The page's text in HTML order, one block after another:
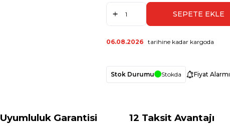
SEPETE EKLE
06.08.2026 tarihine kadar kargoda
Stok Durumu Stokda Fiyat Alarmı
Uyumluluk Garantisi 12 Taksit Avantajı